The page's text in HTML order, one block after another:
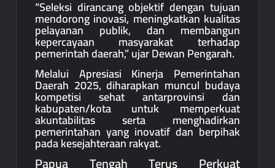
“Seleksi dirancang objektif dengan tujuan
mendorong inovasi, meningkatkan kualitas
pelayanan publik, dan membangun
kepercayaan masyarakat terhadap
pemerintah daerah,” ujar Dewan Pengarah.
Melalui Apresiasi Kinerja Pemerintahan
Daerah 2025, diharapkan muncul budaya
kompetisi sehat antarprovinsi dan
kabupaten/kota untuk memperkuat
akuntabilitas serta menghadirkan
pemerintahan yang inovatif dan berpihak
pada kesejahteraan rakyat.
Papua Tengah Terus Perkuat